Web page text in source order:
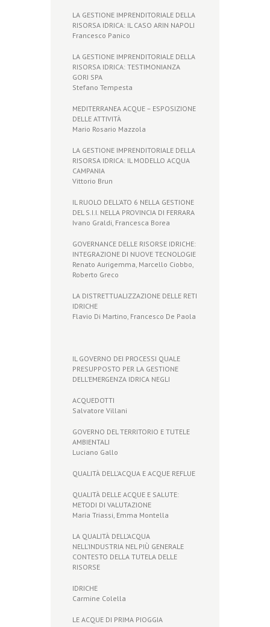
LA GESTIONE IMPRENDITORIALE DELLA
RISORSA IDRICA: IL CASO ARIN NAPOLI
Francesco Panico
LA GESTIONE IMPRENDITORIALE DELLA
RISORSA IDRICA: TESTIMONIANZA
GORI SPA
Stefano Tempesta
MEDITERRANEA ACQUE – ESPOSIZIONE
DELLE ATTIVITÀ
Mario Rosario Mazzola
LA GESTIONE IMPRENDITORIALE DELLA
RISORSA IDRICA: IL MODELLO ACQUA
CAMPANIA
Vittorio Brun
IL RUOLO DELL’ATO 6 NELLA GESTIONE
DEL S.I.I. NELLA PROVINCIA DI FERRARA
Ivano Graldi, Francesca Borea
GOVERNANCE DELLE RISORSE IDRICHE:
INTEGRAZIONE DI NUOVE TECNOLOGIE
Renato Aurigemma, Marcello Ciobbo,
Roberto Greco
LA DISTRETTUALIZZAZIONE DELLE RETI
IDRICHE
Flavio Di Martino, Francesco De Paola
IL GOVERNO DEI PROCESSI QUALE
PRESUPPOSTO PER LA GESTIONE
DELL’EMERGENZA IDRICA NEGLI
ACQUEDOTTI
Salvatore Villani
GOVERNO DEL TERRITORIO E TUTELE
AMBIENTALI
Luciano Gallo
QUALITÀ DELL’ACQUA E ACQUE REFLUE
QUALITÀ DELLE ACQUE E SALUTE:
METODI DI VALUTAZIONE
Maria Triassi, Emma Montella
LA QUALITÀ DELL’ACQUA
NELL’INDUSTRIA NEL PIÙ GENERALE
CONTESTO DELLA TUTELA DELLE
RISORSE
IDRICHE
Carmine Colella
LE ACQUE DI PRIMA PIOGGIA